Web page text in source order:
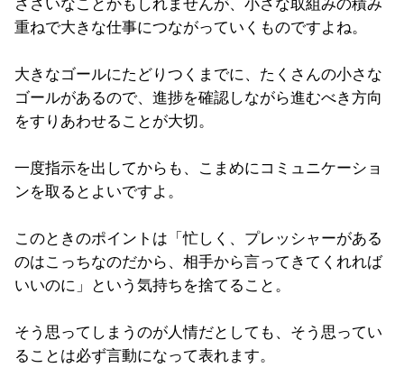
ささいなことかもしれませんが、小さな取組みの積み
重ねで大きな仕事につながっていくものですよね。
大きなゴールにたどりつくまでに、たくさんの小さな
ゴールがあるので、進捗を確認しながら進むべき方向
をすりあわせることが大切。
一度指示を出してからも、こまめにコミュニケーショ
ンを取るとよいですよ。
このときのポイントは「忙しく、プレッシャーがある
のはこっちなのだから、相手から言ってきてくれれば
いいのに」という気持ちを捨てること。
そう思ってしまうのが人情だとしても、そう思ってい
ることは必ず言動になって表れます。